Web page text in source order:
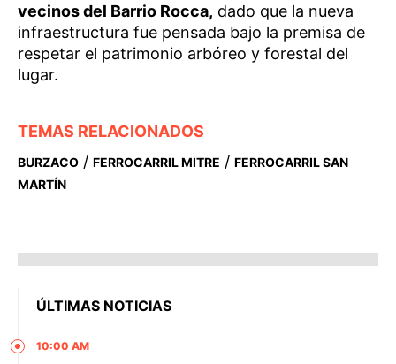
vecinos del Barrio Rocca, dado que la nueva
infraestructura fue pensada bajo la premisa de
respetar el patrimonio arbóreo y forestal del
lugar.
TEMAS RELACIONADOS
BURZACO / FERROCARRIL MITRE / FERROCARRIL SAN
MARTÍN
ÚLTIMAS NOTICIAS
10:00 AM